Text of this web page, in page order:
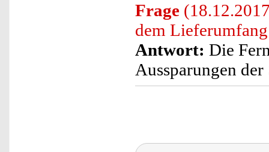
Frage
dem
Antwort: Die
Aussparungen